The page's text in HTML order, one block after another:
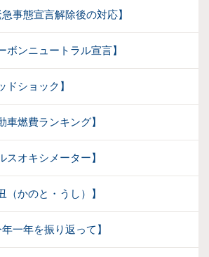
事態宣言解除後の対応】
ボンニュートラル宣言】
ドショック】
車燃費ランキング】
スオキシメーター】
（かのと・うし）】
一年を振り返って】